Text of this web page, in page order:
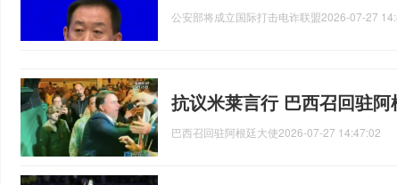
公安部将成立国际打击电诈联盟2026-07-27
抗议米莱言行 巴西召回驻阿
巴西召回驻阿根廷大使2026-07-27 14:47:02